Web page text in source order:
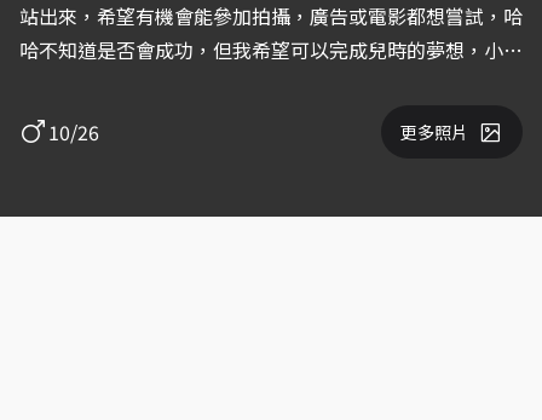
站出來，希望有機會能參加拍攝，廣告或電影都想嘗試，哈
哈不知道是否會成功，但我希望可以完成兒時的夢想，小時
球，我想在電影里我一定可以完成夢想。
10/26 更多照片